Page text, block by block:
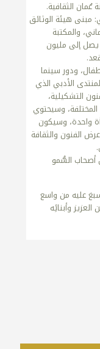
عُمان الثقافية.
مبنى هيئة الوثائق
والمكتبة
يصل إلى مليون
ودور سينما
الأدبي الذي
التشكيلية،
وسيحتوي
واحدة، وسيكون
الفنون والثقافة
أصحاب السُّمو
عليه من واسع
وأبنائِه